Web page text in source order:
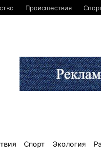
Происшествия
Спорт Экология